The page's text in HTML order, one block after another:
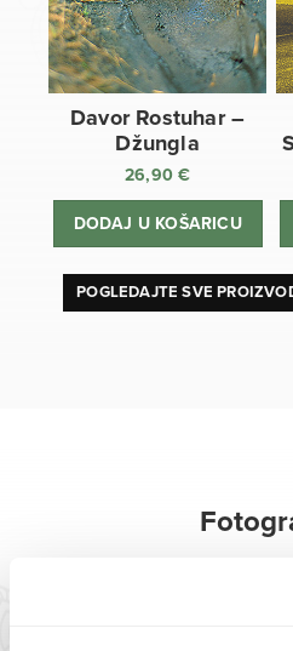
Davor Rostuhar –
Džungla
26,90€
DODAJ U KOŠARICU
POGLEDAJTE SVE